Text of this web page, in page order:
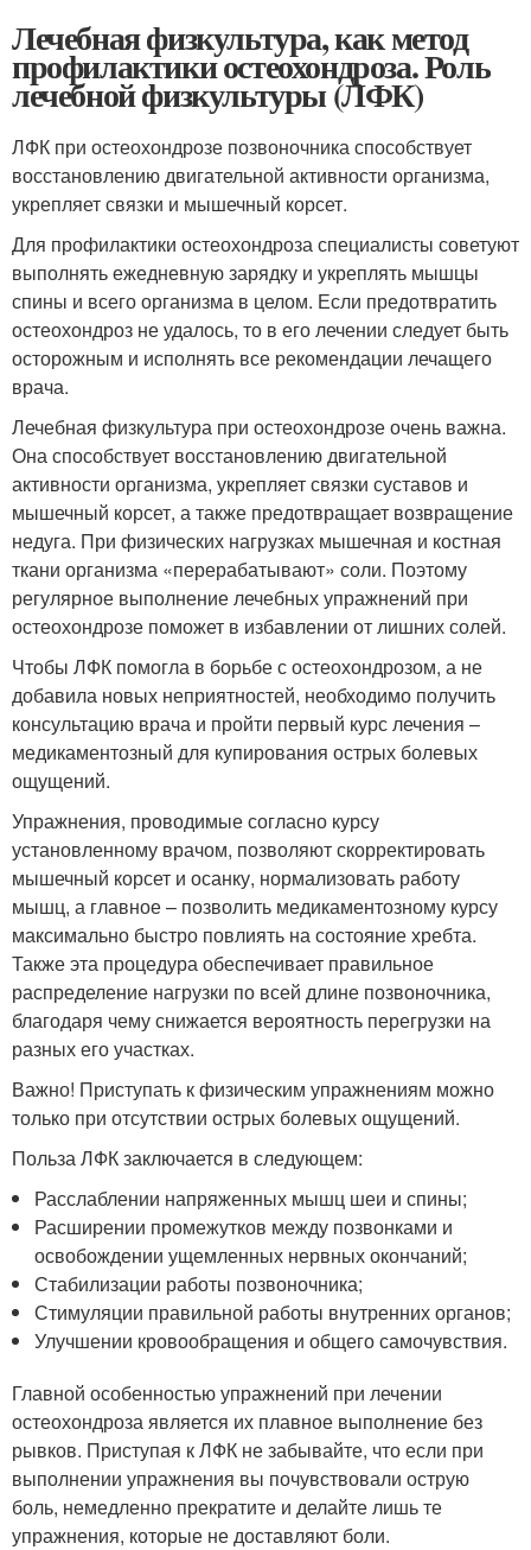
Лечебная физкультура, как метод
профилактики остеохондроза. Роль
лечебной физкультуры (ЛФК)
ЛФК при остеохондрозе позвоночника способствует
восстановлению двигательной активности организма,
укрепляет связки и мышечный корсет.
Для профилактики остеохондроза специалисты советуют
выполнять ежедневную зарядку и укреплять мышцы
спины и всего организма в целом. Если предотвратить
остеохондроз не удалось, то в его лечении следует быть
осторожным и исполнять все рекомендации лечащего
врача.
Лечебная физкультура при остеохондрозе очень важна.
Она способствует восстановлению двигательной
активности организма, укрепляет связки суставов и
мышечный корсет, а также предотвращает возвращение
недуга. При физических нагрузках мышечная и костная
ткани организма «перерабатывают» соли. Поэтому
регулярное выполнение лечебных упражнений при
остеохондрозе поможет в избавлении от лишних солей.
Чтобы ЛФК помогла в борьбе с остеохондрозом, а не
добавила новых неприятностей, необходимо получить
консультацию врача и пройти первый курс лечения –
медикаментозный для купирования острых болевых
ощущений.
Упражнения, проводимые согласно курсу
установленному врачом, позволяют скорректировать
мышечный корсет и осанку, нормализовать работу
мышц, а главное – позволить медикаментозному курсу
максимально быстро повлиять на состояние хребта.
Также эта процедура обеспечивает правильное
распределение нагрузки по всей длине позвоночника,
благодаря чему снижается вероятность перегрузки на
разных его участках.
Важно! Приступать к физическим упражнениям можно
только при отсутствии острых болевых ощущений.
Польза ЛФК заключается в следующем:
Расслаблении напряженных мышц шеи и спины;
Расширении промежутков между позвонками и
освобождении ущемленных нервных окончаний;
Стабилизации работы позвоночника;
Стимуляции правильной работы внутренних органов;
Улучшении кровообращения и общего самочувствия.
Главной особенностью упражнений при лечении
остеохондроза является их плавное выполнение без
рывков. Приступая к ЛФК не забывайте, что если при
выполнении упражнения вы почувствовали острую
боль, немедленно прекратите и делайте лишь те
упражнения, которые не доставляют боли.